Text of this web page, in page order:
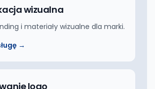
wizualna
i materiały wizualne dla marki.
→
logo